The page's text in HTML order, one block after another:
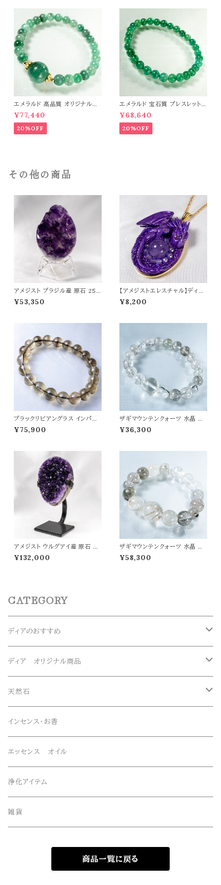
エメラルド 高品質 オリジナルデ
ザイン ブレスレット パワーストー
ン 天然石 t0545
¥77,440
20%OFF
エメラルド 宝石質 ブレスレット
パワーストーン 天然石 t0544
¥68,640
20%OFF
その他の商品
アメジスト ブラジル産 原石 257
g パワーストーン 天然石 置物
紫水晶 浄化 癒し 開運 愛情運 t
¥53,350
【アメジストエレスチャル】ディー
プバイオレットドラゴン ペンダント
トップ オリジナルアクセサリー 天
¥8,200
ブラックリビアングラス インパク
トガラス ブレスレット 高品質 天
然ガラス 宇宙・高波動系ヒーリン
¥75,900
ザギマウンテンクォーツ 水晶 ブ
レスレット 高波動 アセンションス
トーン パワーストーン 天然石 t0
¥36,300
アメジスト ウルグアイ産 原石 97
5g パワーストーン 天然石 置物
紫水晶 浄化 癒し 開運 愛情運 t
¥132,000
ザギマウンテンクォーツ 水晶 ブ
レスレット 高波動 アセンションス
トーン パワーストーン 天然石 t0
¥58,300
CATEGORY
ディアのおすすめ
ガネーシュヒマール産水晶
マニハール産水晶
スーパーセブン
ディア オリジナル商品
オリジナルブレスレット
オリジナルペンダント
オリジナルエッセンススプレー
オリジナルサンキャッチャー
オリジナル雑貨
天然石
ブレスレット
ネックレス・ペンダントトップ
ルース・タンブル
丸玉・ポイント
インセンス・お香
エッセンス オイル
浄化アイテム
雑貨
商品一覧に戻る